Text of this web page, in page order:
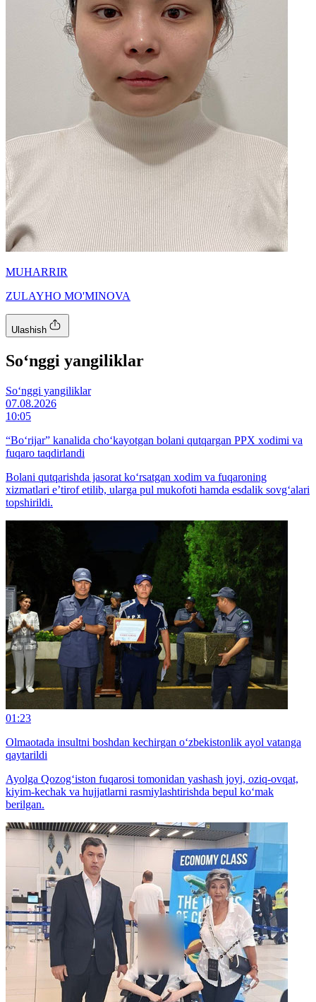
MUHARRIR
ZULAYHO MO'MINOVA
Ulashish
So‘nggi yangiliklar
So‘nggi yangiliklar
07.08.2026
10:05
“Bo‘rijar” kanalida cho‘kayotgan bolani qutqargan PPX xodimi va
fuqaro taqdirlandi
Bolani qutqarishda jasorat ko‘rsatgan xodim va fuqaroning
xizmatlari e’tirof etilib, ularga pul mukofoti hamda esdalik sovg‘alari
topshirildi.
01:23
Olmaotada insultni boshdan kechirgan o‘zbekistonlik ayol vatanga
qaytarildi
Ayolga Qozog‘iston fuqarosi tomonidan yashash joyi, oziq-ovqat,
kiyim-kechak va hujjatlarni rasmiylashtirishda bepul ko‘mak
berilgan.